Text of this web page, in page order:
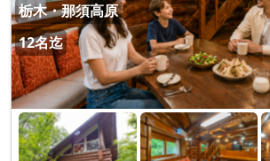
栃木・那須高原
12名迄